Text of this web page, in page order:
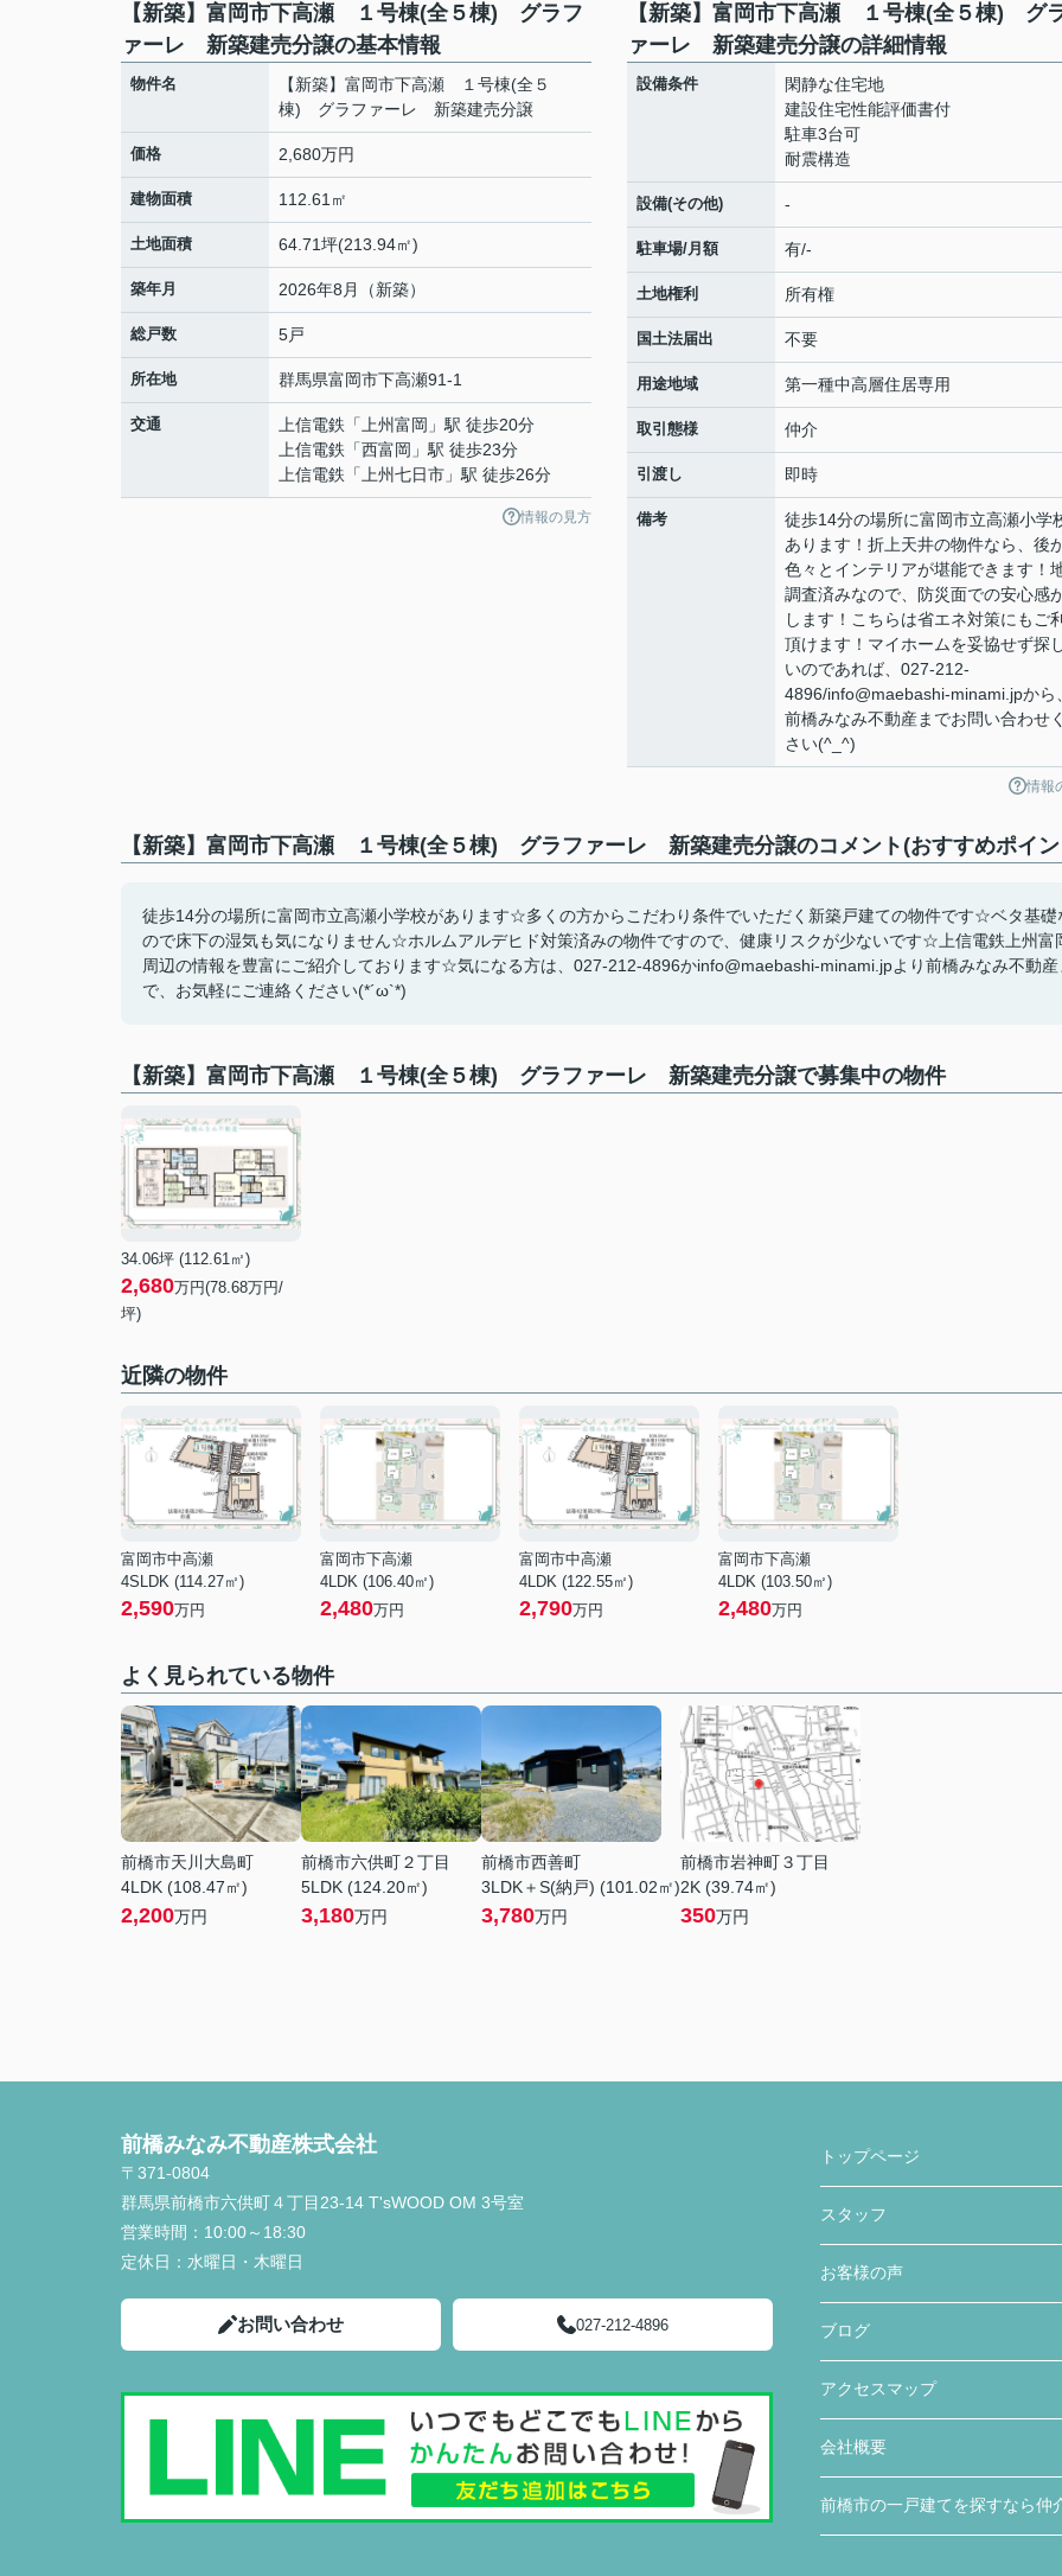
【新築】富岡市下高瀬 １号棟(全５棟) グラフ
ァーレ 新築建売分譲の基本情報
物件名
【新築】富岡市下高瀬 １号棟(全５
棟) グラファーレ 新築建売分譲
価格 2,680万円
建物面積 112.61㎡
土地面積 64.71坪(213.94㎡)
築年月 2026年8月（新築）
総戸数 5戸
所在地 群馬県富岡市下高瀬91-1
交通 上信電鉄 「 上州富岡 」駅 徒歩20分
上信電鉄 「西富岡 」駅 徒歩23分
上信電鉄 「 上州七日市 」駅 徒歩26分
情報の見方
【新築】富岡市下高瀬 １号棟(全５棟) グ
ァーレ 新築建売分譲の詳細情報
設備条件
閑静な住宅地
建設住宅性能評価書付
駐車3台可
耐震構造
設備(その他) -
駐車場/月額 有/-
土地権利 所有権
国土法届出 不要
用途地域 第一種中高層住居専用
取引態様 仲介
引渡し 即時
備考
徒歩14分の場所に富岡市立高瀬小学
あります！折上天井の物件なら、後
色々とインテリアが堪能できます！
調査済みなので、防災面での安心感
します！こちらは省エネ対策にもご
頂けます！マイホームを妥協せず探
いのであれば、027-212-
4896/info@maebashi-minami.jpから
前橋みなみ不動産までお問い合わせ
さい(^_^)
情報
【新築】富岡市下高瀬 １号棟(全５棟) グラファーレ 新築建売分譲のコメント(おすすめポイ
徒歩14分の場所に富岡市立高瀬小学校があります☆多くの方からこだわり条件でいただく新築戸建ての物件です☆ベタ基礎
ので床下の湿気も気になりません☆ホルムアルデヒド対策済みの物件ですので、健康リスクが少ないです☆上信電鉄上州富
周辺の情報を豊富にご紹介しております☆気になる方は、027-212-4896かinfo@maebashi-minami.jpより前橋みなみ不動産
で、お気軽にご連絡ください(*´ω`*)
【新築】富岡市下高瀬 １号棟(全５棟) グラファーレ 新築建売分譲で募集中の物件
34.06坪 (112.61㎡)
2,680万円(78.68万円/
坪)
近隣の物件
富岡市中高瀬
4SLDK (114.27㎡)
2,590万円
富岡市下高瀬
4LDK (106.40㎡)
2,480万円
富岡市中高瀬
4LDK (122.55㎡)
2,790万円
富岡市下高瀬
4LDK (103.50㎡)
2,480万円
よく見られている物件
前橋市天川大島町
4LDK (108.47㎡)
2,200万円
前橋市六供町２丁目
5LDK (124.20㎡)
3,180万円
前橋市西善町
3LDK＋S(納戸) (101.02㎡)
3,780万円
前橋市岩神町３丁目
2K (39.74㎡)
350万円
前橋みなみ不動産株式会社
〒371-0804
群馬県前橋市六供町４丁目23‐14 T'sWOOD OM 3号室
営業時間： 10:00～18:30
定休日： 水曜日・木曜日
お問い合わせ 027-212-4896
トップページ
スタッフ
お客様の声
ブログ
アクセスマップ
会社概要
前橋市の一戸建てを探すなら仲